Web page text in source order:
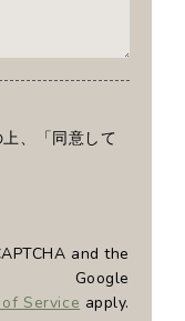
、「同意して
and the
Google
Service apply.